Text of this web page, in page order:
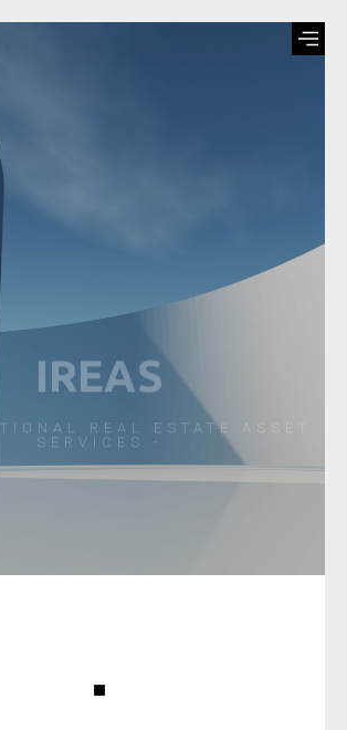
IREAS
REAL ESTATE ASSET
SERVICES -